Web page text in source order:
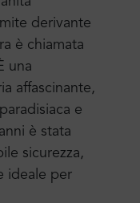
derivante
è chiamata
una
affascinante,
e
è stata
sicurezza,
ideale per